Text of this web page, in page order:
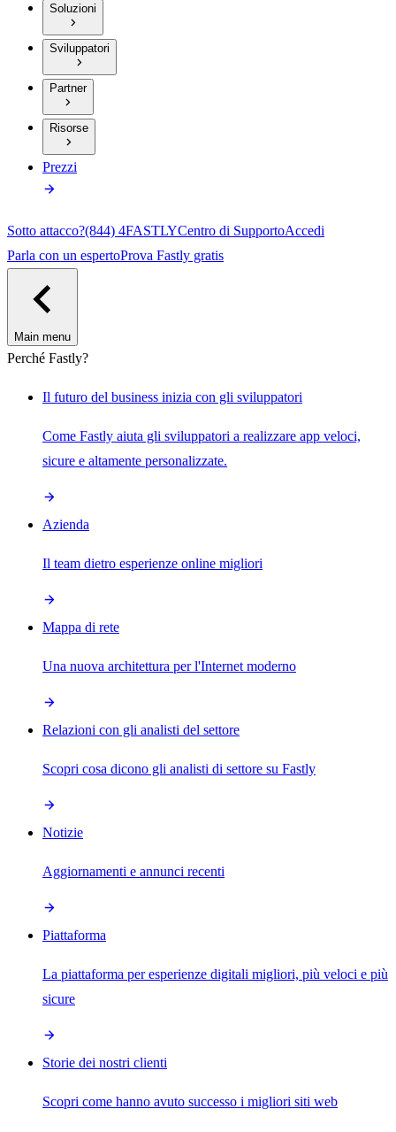
Soluzioni
Sviluppatori
Partner
Risorse
Prezzi
Sotto attacco?(844) 4FASTLYCentro di SupportoAccedi
Parla con un espertoProva Fastly gratis
Main menu
Perché Fastly?
Il futuro del business inizia con gli sviluppatori
Come Fastly aiuta gli sviluppatori a realizzare app veloci,
sicure e altamente personalizzate.
Azienda
Il team dietro esperienze online migliori
Mappa di rete
Una nuova architettura per l'Internet moderno
Relazioni con gli analisti del settore
Scopri cosa dicono gli analisti di settore su Fastly
Notizie
Aggiornamenti e annunci recenti
Piattaforma
La piattaforma per esperienze digitali migliori, più veloci e più
sicure
Storie dei nostri clienti
Scopri come hanno avuto successo i migliori siti web